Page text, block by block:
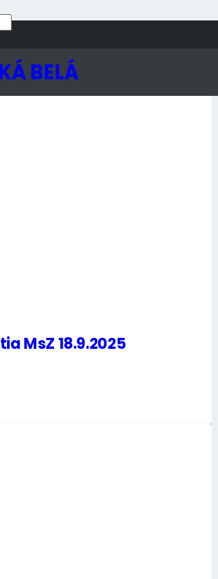
BELÁ
Jana
MsZ 18.9.2025